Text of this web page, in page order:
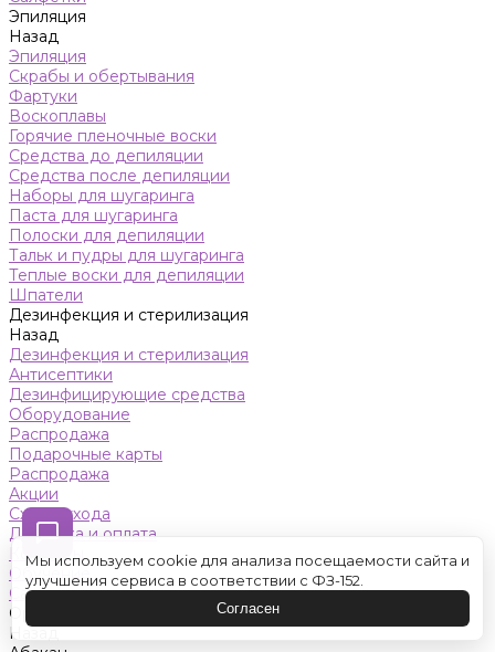
Эпиляция
Назад
Эпиляция
Скрабы и обертывания
Фартуки
Воскоплавы
Горячие пленочные воски
Средства до депиляции
Средства после депиляции
Наборы для шугаринга
Паста для шугаринга
Полоски для депиляции
Тальк и пудры для шугаринга
Теплые воски для депиляции
Шпатели
Дезинфекция и стерилизация
Назад
Дезинфекция и стерилизация
Антисептики
Дезинфицирующие средства
Оборудование
Распродажа
Подарочные карты
Распродажа
Акции
Схемы ухода
Доставка и оплата
Контакты
Обучение
Салон красоты
Оренбург
Назад
Мы используем cookie для анализа посещаемости сайта и
улучшения сервиса в соответствии с ФЗ-152.
Согласен